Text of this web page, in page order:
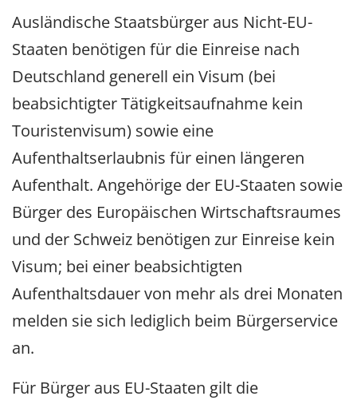
Ausländische Staatsbürger aus Nicht-EU-
Staaten benötigen für die Einreise nach
Deutschland generell ein Visum (bei
beabsichtigter Tätigkeitsaufnahme kein
Touristenvisum) sowie eine
Aufenthaltserlaubnis für einen längeren
Aufenthalt. Angehörige der EU-Staaten sowie
Bürger des Europäischen Wirtschaftsraumes
und der Schweiz benötigen zur Einreise kein
Visum; bei einer beabsichtigten
Aufenthaltsdauer von mehr als drei Monaten
melden sie sich lediglich beim Bürgerservice
an.
Für Bürger aus EU-Staaten gilt die